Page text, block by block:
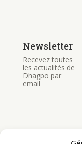
Newsletter
Recevez toutes
les actualités de
Dhagpo par
email